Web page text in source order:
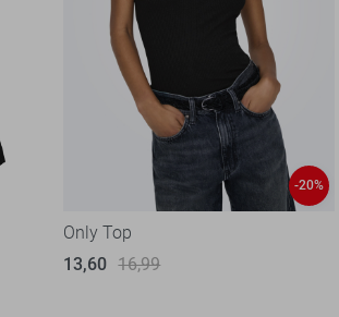
-20%
Only Top
13,60 16,99